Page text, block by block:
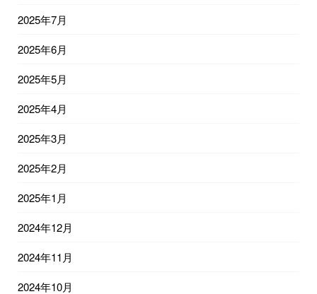
2025年7月
2025年6月
2025年5月
2025年4月
2025年3月
2025年2月
2025年1月
2024年12月
2024年11月
2024年10月